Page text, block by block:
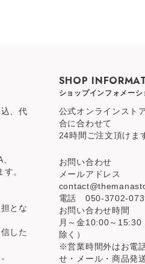
、代
。
とな
した
SHOP
ショップインフォメーシ
公式オンラインスト
合に合わせて
24時間ご注文頂けま
お問い合わせ
メールアドレス
電話 050-3702-
お問い合わせ時間
月～金10:00～15:30
除く）
※営業時間外はお電
せ・メール・商品発